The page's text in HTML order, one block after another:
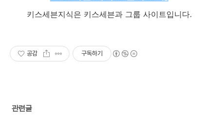
키스세븐지식은 키스세븐과 그룹 사이트입니다.
공감 구독하기
관련글